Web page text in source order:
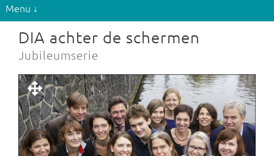
Menu ↓
DIA achter de schermen
Jubileumserie